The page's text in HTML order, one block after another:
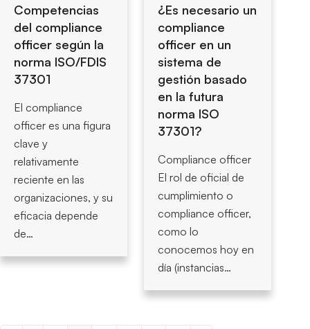
Competencias
del compliance
officer según la
norma ISO/FDIS
37301
El compliance
officer es una figura
clave y
relativamente
reciente en las
organizaciones, y su
eficacia depende
de…
¿Es necesario un
compliance
officer en un
sistema de
gestión basado
en la futura
norma ISO
37301?
Compliance officer
El rol de oficial de
cumplimiento o
compliance officer,
como lo
conocemos hoy en
día (instancias…